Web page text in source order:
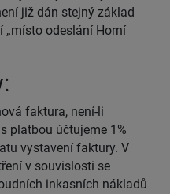
již dán stejný základ
„místo odeslání Horní
faktura, není-li
platbou účtujeme 1%
vystavení faktury. V
v souvislosti se
inkasních nákladů